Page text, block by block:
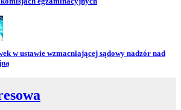
w ustawie wzmacniającej sądowy nadzór nad